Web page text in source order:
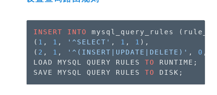
INSERT INTO
mysql_query_rules
( 1 , 1 , '^SELECT' , 1 , 1 ),
( 2 , 1 , '^(INSERT|UPDATE|DELETE)' , 0 ,
LOAD MYSQL QUERY RULES TO
RUNTIME;
SAVE MYSQL QUERY RULES TO DISK;